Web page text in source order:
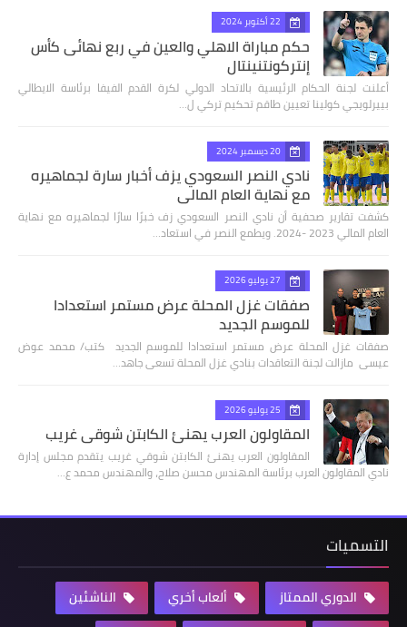
22 أكتوبر 2024
حكم مباراة الاهلي والعين في ربع نهائى كأس
إنتركونتنينتال
أعلنت لجنة الحكام الرئيسية بالاتحاد الدولي لكرة القدم الفيفا برئاسة الايطالي
بييرلويجي كولينا تعيين طاقم تحكيم تركي ل…
20 ديسمبر 2024
نادي النصر السعودي يزف أخبار سارة لجماهيره
مع نهاية العام المالي
كشفت تقارير صحفية أن نادي النصر السعودي زف خبرًا سارًا لجماهيره مع نهاية
العام المالي 2023 -2024. ويطمع النصر في استعاد…
27 يوليو 2026
صفقات غزل المحلة عرض مستمر استعدادا
للموسم الجديد
صفقات غزل المحلة عرض مستمر استعدادا للموسم الجديد كتب/ محمد عوض
عيسى مازالت لجنة التعاقدات بنادي غزل المحلة تسعى جاهد…
25 يوليو 2026
المقاولون العرب يهنئ الكابتن شوقي غريب
المقاولون العرب يهنئ الكابتن شوقي غريب يتقدم مجلس إدارة
نادي المقاولون العرب برئاسة المهندس محسن صلاح، والمهندس محمد ع…
التسميات
الدوري الممتاز ألعاب أخري
الناشئين